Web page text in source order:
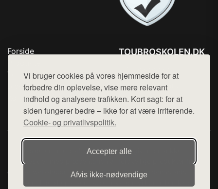
Vi bruger cookies på vores hjemmeside for at
forbedre din oplevelse, vise mere relevant
indhold og analysere trafikken. Kort sagt: for at
siden fungerer bedre – ikke for at være irriterende.
Cookie- og privatlivspolitik.
Accepter alle
Afvis ikke‑nødvendige
Forside
Top Rabatter
Blog
Kontakt
TOUBROSKOLEN.DK
Mail: hej@want.dk
Cookie- og privatlivspolitik
Denne side er en del af want.dk, der udgiver en række
hjemmesider med præsentation af forskellige produkter fra
diverse webshops. Der sælges ikke varer fra denne side - vi
henviser til de shops, som sælger varen. Vi har heller ikke